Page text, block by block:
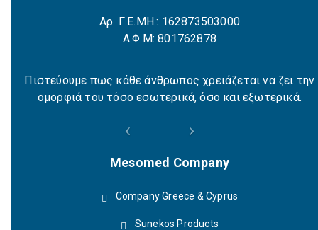
Αρ. Γ.Ε.ΜΗ.: 162873503000
Α.Φ.Μ: 801762878
Πιστεύουμε πως κάθε άνθρωπος χρειάζεται να ζει την
ομορφιά του τόσο εσωτερικά, όσο και εξωτερικά.
Mesomed Company
Company Greece & Cyprus
Sunekos Products